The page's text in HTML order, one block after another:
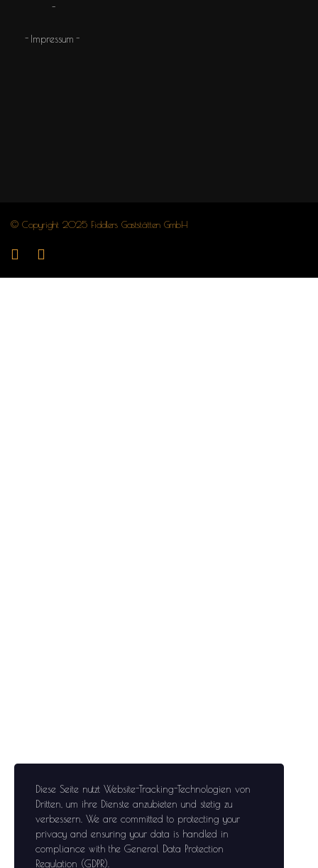
Impressum
© Copyright 2025 Fiddlers Gaststätten GmbH
Diese Seite nutzt Website-Tracking-Technologien von
Dritten, um ihre Dienste anzubieten und stetig zu
verbessern . We are committed to protecting your
privacy and ensuring your data is handled in
compliance with the General Data Protection
Regulation (GDPR)